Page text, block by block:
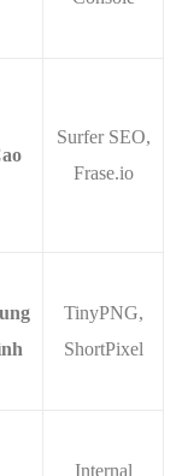
Surfer SEO,
Frase.io
TinyPNG,
ShortPixel
Internal